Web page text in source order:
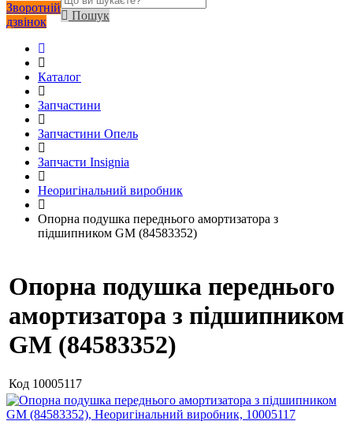
Зворотній
дзвінок
Пошук
Каталог
Запчастини
Запчастини Опель
Запчасти Insignia
Неоригінальний виробник
Опорна подушка переднього амортизатора з
підшипником GM (84583352)
Опорна подушка переднього
амортизатора з підшипником
GM (84583352)
Код 10005117